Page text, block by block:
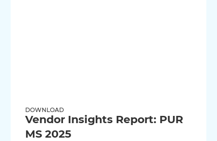
DOWNLOAD
Vendor Insights Report: PUR
MS 2025